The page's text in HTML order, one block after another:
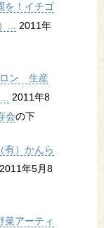
を！イチゴ
... 2011年
ン 生産
2011年8
会の下
有）かんら
2011年5月8
菜アーティ